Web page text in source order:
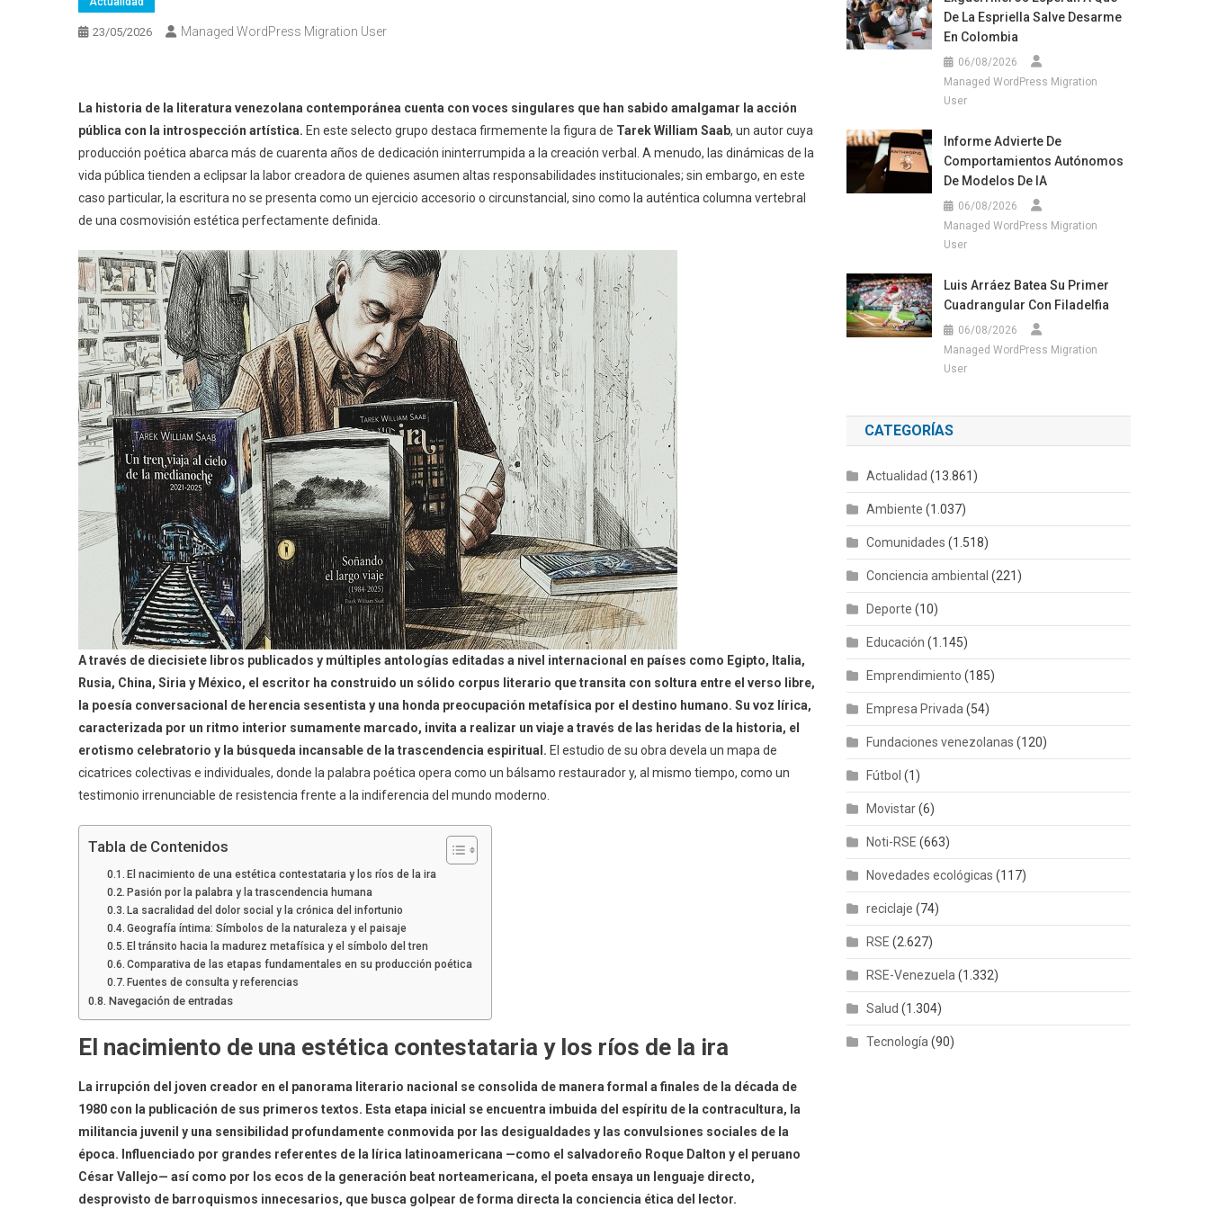
23/05/2026 Managed WordPress Migration User
La historia de la literatura venezolana contemporánea cuenta con voces singulares que han sabido amalgamar la acción
pública con la introspección artística. En este selecto grupo destaca firmemente la figura de Tarek William Saab, un autor cuya
producción poética abarca más de cuarenta años de dedicación ininterrumpida a la creación verbal. A menudo, las dinámicas de la
vida pública tienden a eclipsar la labor creadora de quienes asumen altas responsabilidades institucionales; sin embargo, en este
caso particular, la escritura no se presenta como un ejercicio accesorio o circunstancial, sino como la auténtica columna vertebral
de una cosmovisión estética perfectamente definida.
A través de diecisiete libros publicados y múltiples antologías editadas a nivel internacional en países como Egipto, Italia,
Rusia, China, Siria y México, el escritor ha construido un sólido corpus literario que transita con soltura entre el verso libre,
la poesía conversacional de herencia sesentista y una honda preocupación metafísica por el destino humano. Su voz lírica,
caracterizada por un ritmo interior sumamente marcado, invita a realizar un viaje a través de las heridas de la historia, el
erotismo celebratorio y la búsqueda incansable de la trascendencia espiritual. El estudio de su obra devela un mapa de
cicatrices colectivas e individuales, donde la palabra poética opera como un bálsamo restaurador y, al mismo tiempo, como un
testimonio irrenunciable de resistencia frente a la indiferencia del mundo moderno.
Tabla de Contenidos
El nacimiento de una estética contestataria y los ríos de la ira
Pasión por la palabra y la trascendencia humana
La sacralidad del dolor social y la crónica del infortunio
Geografía íntima: Símbolos de la naturaleza y el paisaje
El tránsito hacia la madurez metafísica y el símbolo del tren
Comparativa de las etapas fundamentales en su producción poética
Fuentes de consulta y referencias
Navegación de entradas
El nacimiento de una estética contestataria y los ríos de la ira
La irrupción del joven creador en el panorama literario nacional se consolida de manera formal a finales de la década de
1980 con la publicación de sus primeros textos. Esta etapa inicial se encuentra imbuida del espíritu de la contracultura, la
militancia juvenil y una sensibilidad profundamente conmovida por las desigualdades y las convulsiones sociales de la
época. Influenciado por grandes referentes de la lírica latinoamericana —como el salvadoreño Roque Dalton y el peruano
César Vallejo— así como por los ecos de la generación beat norteamericana, el poeta ensaya un lenguaje directo,
desprovisto de barroquismos innecesarios, que busca golpear de forma directa la conciencia ética del lector.
De La Espriella Salve Desarme
En Colombia
06/08/2026
Managed WordPress Migration
User
Informe Advierte De
Comportamientos Autónomos
De Modelos De IA
06/08/2026
Managed WordPress Migration
User
Luis Arráez Batea Su Primer
Cuadrangular Con Filadelfia
06/08/2026
Managed WordPress Migration
User
CATEGORÍAS
Actualidad (13.861)
Ambiente (1.037)
Comunidades (1.518)
Conciencia ambiental (221)
Deporte (10)
Educación (1.145)
Emprendimiento (185)
Empresa Privada (54)
Fundaciones venezolanas (120)
Fútbol (1)
Movistar(6)
Noti-RSE (663)
Novedades ecológicas (117)
reciclaje (74)
RSE (2.627)
RSE-Venezuela (1.332)
Salud (1.304)
Tecnología (90)